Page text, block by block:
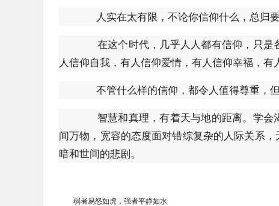
人实在太有限，不论你信仰什么，总归要
在这个时代，几乎人人都有信仰，只是
人信仰自我，有人信仰爱情，有人信仰幸福，
不管什么样的信仰，都令人值得尊重，但
智慧和真理，有着天与地的距离。学会
间万物，宽容的态度面对错综复杂的人际关系
暗和世间的悲剧。
弱者易怒如虎，强者平静如水